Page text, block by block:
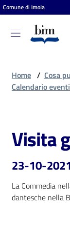
Vai al contenuto
Vai alla navigazione
Vai al footer
Comune di Imola
Biblioteca
comunale
Cosa
puoi
fare
Home / Cosa
Calendario eventi
Salta al
Visita
23-10-2021
La Commedia
dantesche nella